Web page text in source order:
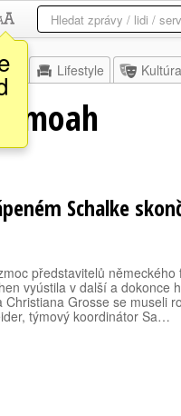
Lifestyle Kultúra
Schalke
představitelů
vyústila v další a dokonce
Christiana Grosse se museli
týmový koordinátor Sa…